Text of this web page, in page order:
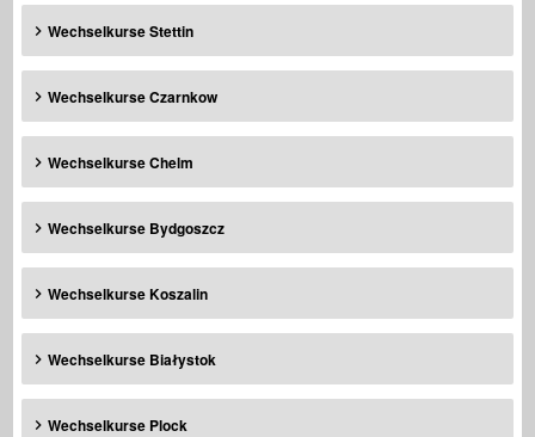
Wechselkurse Stettin
Wechselkurse Czarnkow
Wechselkurse Chelm
Wechselkurse Bydgoszcz
Wechselkurse Koszalin
Wechselkurse Białystok
Wechselkurse Plock